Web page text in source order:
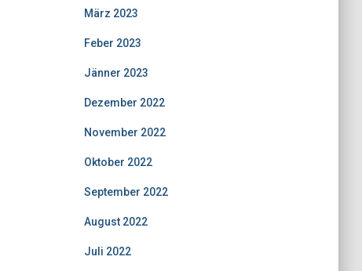
März 2023
Feber 2023
Jänner 2023
Dezember 2022
November 2022
Oktober 2022
September 2022
August 2022
Juli 2022